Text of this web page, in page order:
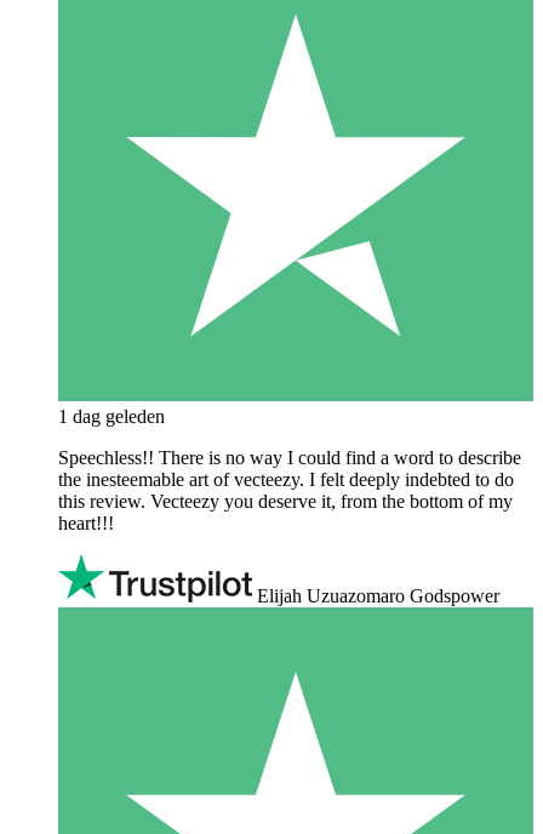
1 dag geleden
Speechless!! There is no way I could find a word to describe
the inesteemable art of vecteezy. I felt deeply indebted to do
this review. Vecteezy you deserve it, from the bottom of my
heart!!!
Elijah Uzuazomaro Godspower